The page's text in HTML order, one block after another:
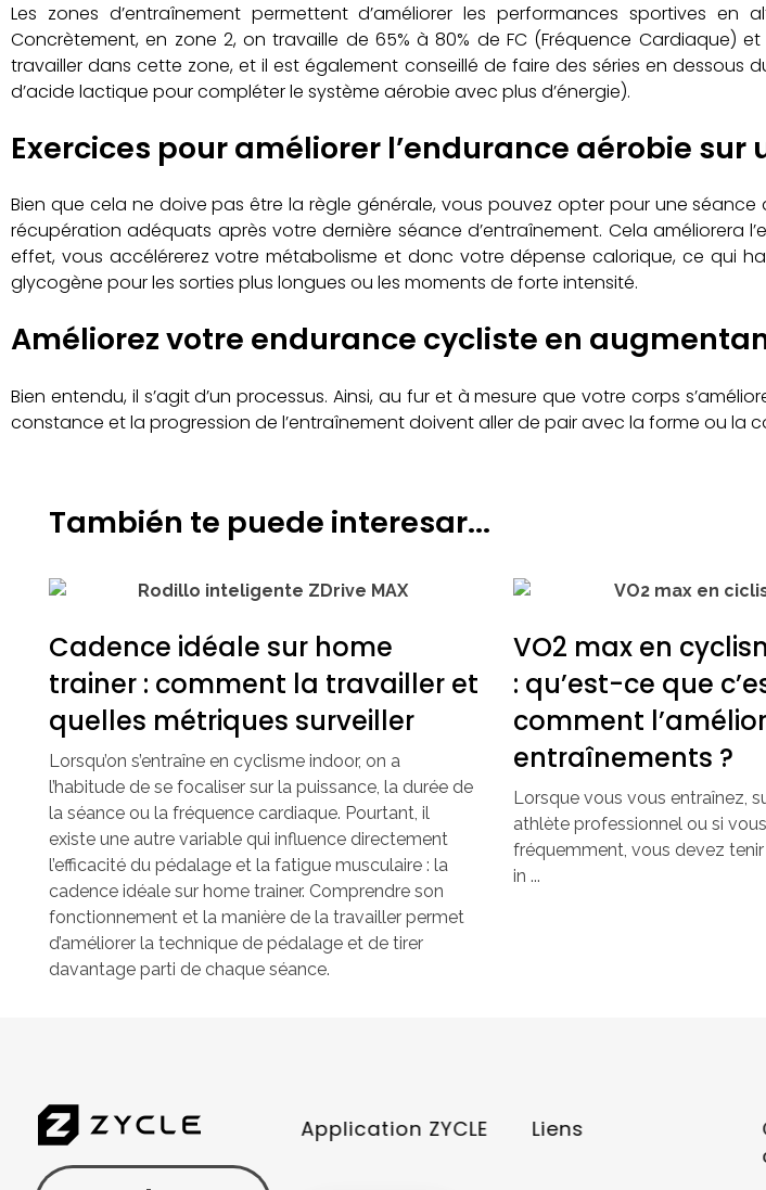
Les zones d’entraînement permettent d’améliorer les performances sportives
Concrètement, en zone 2, on travaille de 65% à 80% de FC (Fréquence Cardiaque)
travailler dans cette zone, et il est également conseillé de faire des séries en
d’acide lactique pour compléter le système aérobie avec plus d’énergie).
Exercices pour améliorer l’endurance aérobie sur
Bien que cela ne doive pas être la règle générale, vous pouvez opter pour une
récupération adéquats après votre dernière séance d’entraînement. Cela améliorera
effet, vous accélérerez votre métabolisme et donc votre dépense calorique, ce qui
glycogène pour les sorties plus longues ou les moments de forte intensité.
Améliorez votre endurance cycliste en
Bien entendu, il s’agit d’un processus. Ainsi, au fur et à mesure que votre corps
constance et la progression de l’entraînement doivent aller de pair avec la forme ou la
También te puede interesar...
Cadence idéale sur home
trainer : comment la travailler et
quelles métriques surveiller
Lorsqu’on s’entraîne en cyclisme indoor, on a
l’habitude de se focaliser sur la puissance, la durée de
la séance ou la fréquence cardiaque. Pourtant, il
existe une autre variable qui influence directement
l’efficacité du pédalage et la fatigue musculaire : la
cadence idéale sur home trainer. Comprendre son
fonctionnement et la manière de la travailler permet
d’améliorer la technique de pédalage et de tirer
davantage parti de chaque séance.
VO2 max en
: qu’est-ce que
comment
entraînements ?
Lorsque vous vous entraînez,
athlète professionnel ou si
fréquemment, vous devez
in ...
Application ZYCLE Liens